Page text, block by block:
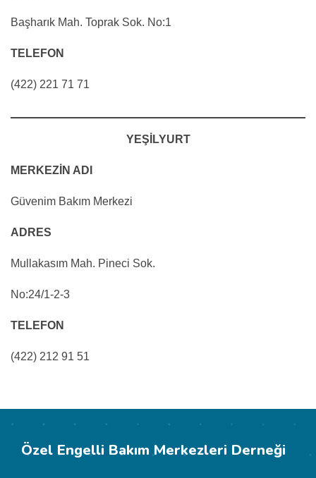
Başharık Mah. Toprak Sok. No:1
TELEFON
(422) 221 71 71
YEŞİLYURT
MERKEZİN ADI
Güvenim Bakım Merkezi
ADRES
Mullakasım Mah. Pineci Sok.
No:24/1-2-3
TELEFON
(422) 212 91 51
Özel Engelli Bakım Merkezleri Derneği